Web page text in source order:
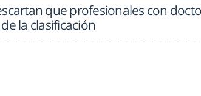
que profesionales con
la clasificación